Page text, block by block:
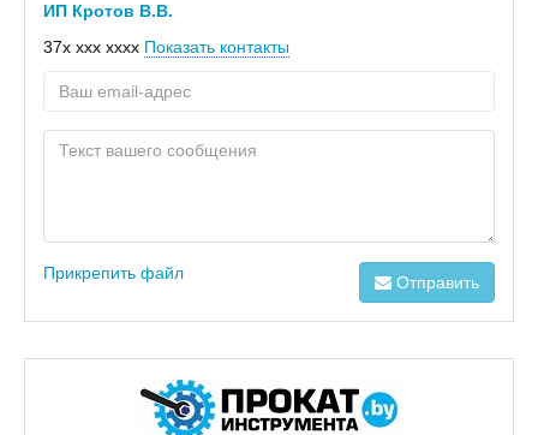
ИП Кротов В.В.
37x xxx xxxx Показать контакты
Прикрепить файл Отправить